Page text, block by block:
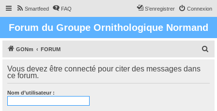
Smartfeed FAQ Connexion
S’enregistrer
Forum du Groupe Ornithologique Normand
GONm FORUM
h
Vous devez être connecté pour citer des messages dans
ce forum.
Nom d’utilisateur :